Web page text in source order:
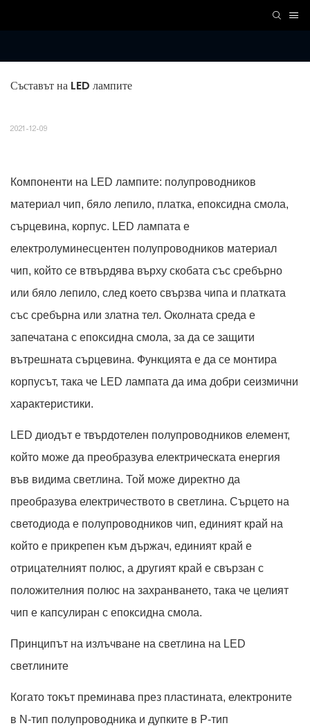
Съставът на LED лампите
2021-12-09
Компоненти на LED лампите: полупроводников
материал чип, бяло лепило, платка, епоксидна смола,
сърцевина, корпус. LED лампата е
електролуминесцентен полупроводников материал
чип, който се втвърдява върху скобата със сребърно
или бяло лепило, след което свързва чипа и платката
със сребърна или златна тел. Околната среда е
запечатана с епоксидна смола, за да се защити
вътрешната сърцевина. Функцията е да се монтира
корпусът, така че LED лампата да има добри сеизмични
характеристики.
LED диодът е твърдотелен полупроводников елемент,
който може да преобразува електрическата енергия
във видима светлина. Той може директно да
преобразува електричеството в светлина. Сърцето на
светодиода е полупроводников чип, единият край на
който е прикрепен към държач, единият край е
отрицателният полюс, а другият край е свързан с
положителния полюс на захранването, така че целият
чип е капсулиран с епоксидна смола.
Принципът на излъчване на светлина на LED
светлините
Когато токът преминава през пластината, електроните
в N-тип полупроводника и дупките в P-тип